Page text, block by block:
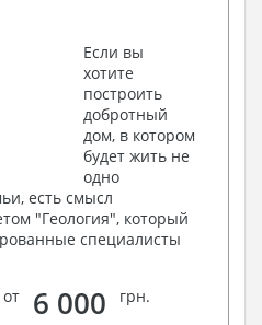
Если вы
хотите
построить
добротный
дом, в котором
будет жить не
одно
есть смысл
"Геология", который
специалисты
от 6 000 грн.